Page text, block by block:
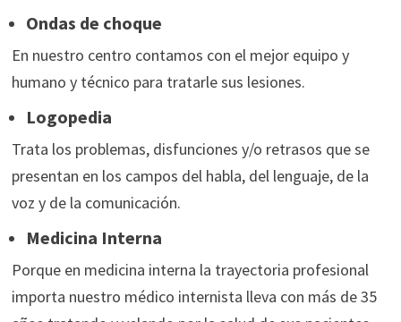
Ondas de choque
En nuestro centro contamos con el mejor equipo y
humano y técnico para tratarle sus lesiones.
Logopedia
Trata los problemas, disfunciones y/o retrasos que se
presentan en los campos del habla, del lenguaje, de la
voz y de la comunicación.
Medicina Interna
Porque en medicina interna la trayectoria profesional
importa nuestro médico internista lleva con más de 35